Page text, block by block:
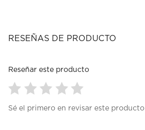
RESEÑAS DE PRODUCTO
Reseñar este producto
paraparaparaparapara
Sé el primero en revisar este producto